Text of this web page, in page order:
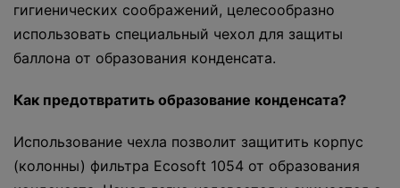
гигиенических соображений, целесообразно
использовать специальный чехол для защиты
баллона от образования конденсата.
Как предотвратить образование конденсата?
Использование чехла позволит защитить корпус
(колонны) фильтра Ecosoft 1054 от образования